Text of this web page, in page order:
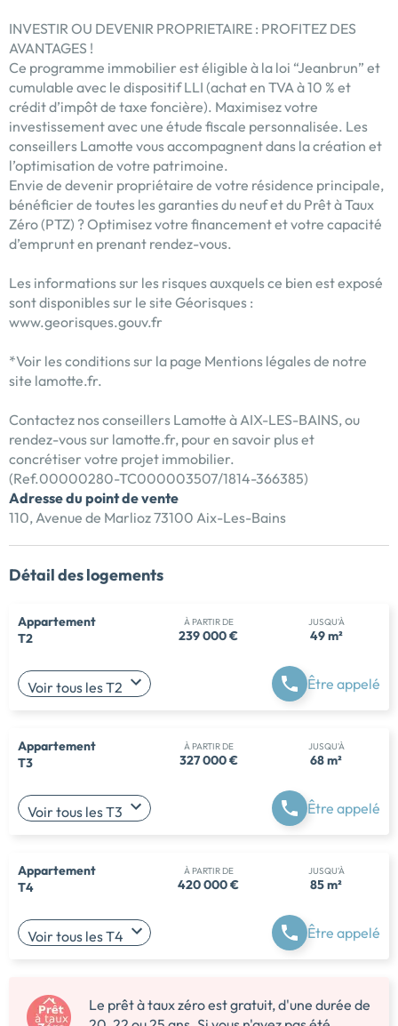
INVESTIR OU DEVENIR PROPRIETAIRE : PROFITEZ DES
AVANTAGES !
Ce programme immobilier est éligible à la loi “Jeanbrun” et
cumulable avec le dispositif LLI (achat en TVA à 10 % et
crédit d’impôt de taxe foncière). Maximisez votre
investissement avec une étude fiscale personnalisée. Les
conseillers Lamotte vous accompagnent dans la création et
l’optimisation de votre patrimoine.
Envie de devenir propriétaire de votre résidence principale,
bénéficier de toutes les garanties du neuf et du Prêt à Taux
Zéro (PTZ) ? Optimisez votre financement et votre capacité
d’emprunt en prenant rendez-vous.
Les informations sur les risques auxquels ce bien est exposé
sont disponibles sur le site Géorisques :
www.georisques.gouv.fr
*Voir les conditions sur la page Mentions légales de notre
site lamotte.fr.
Contactez nos conseillers Lamotte à AIX-LES-BAINS, ou
rendez-vous sur lamotte.fr, pour en savoir plus et
concrétiser votre projet immobilier.
(Ref.00000280-TC000003507/1814-366385)
Adresse du point de vente
110, Avenue de Marlioz 73100 Aix-Les-Bains
Détail des logements
Appartement
T2
À PARTIR DE
239 000 €
JUSQU'À
49 m²
Voir tous les T2 Être appelé
Appartement
T3
À PARTIR DE
327 000 €
JUSQU'À
68 m²
Voir tous les T3 Être appelé
Appartement
T4
À PARTIR DE
420 000 €
JUSQU'À
85 m²
Voir tous les T4 Être appelé
Le prêt à taux zéro est gratuit, d'une durée de